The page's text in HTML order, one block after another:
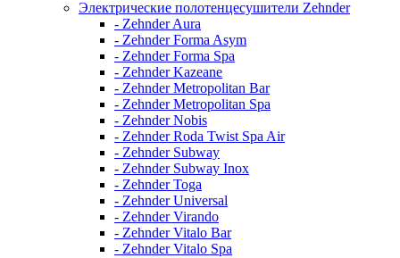
Электрические полотенцесушители Zehnder
- Zehnder Aura
- Zehnder Forma Asym
- Zehnder Forma Spa
- Zehnder Kazeane
- Zehnder Metropolitan Bar
- Zehnder Metropolitan Spa
- Zehnder Nobis
- Zehnder Roda Twist Spa Air
- Zehnder Subway
- Zehnder Subway Inox
- Zehnder Toga
- Zehnder Universal
- Zehnder Virando
- Zehnder Vitalo Bar
- Zehnder Vitalo Spa